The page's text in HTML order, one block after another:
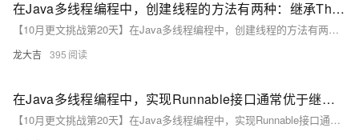
在Java多线程编程中，创建线程的方法有两种：继承Thread类和实现Runnable接口
【10月更文挑战第20天】在Java多线程编程中，创建线程的方法有两种：继承Thread类和实现Runnable接口。本文揭示了这两种方式的微妙差异和潜在陷阱，帮助你更好地理解和选择适合项目需求的线程创建方式。
龙大吉 395
在Java多线程编程中，实现Runnable接口通常优于继承Thread类
【10月更文挑战第20天】在Java多线程编程中，实现Runnable接口通常优于继承Thread类。原因包括：1) Java只支持单继承，实现接口不受此限制；2) Runnable接口便于代码复用和线程池管理；3) 分离任务与线程，提高灵活性。因此，实现Runnable接口是更佳选择。